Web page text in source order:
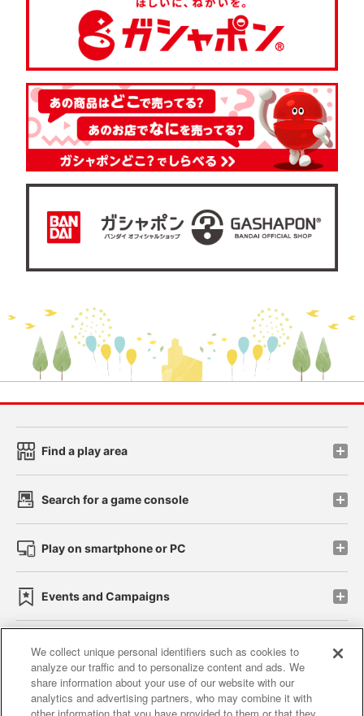
Find a play area
Search for a game console
Play on smartphone or PC
Events and Campaigns
Affiliate Sustainability site policy privacy policy
Web accessibility policy and verification results
We collect unique personal identifiers such as cookies to
analyze our traffic and to personalize content and ads. We
share information about your use of our website with our
analytics and advertising partners, who may combine it with